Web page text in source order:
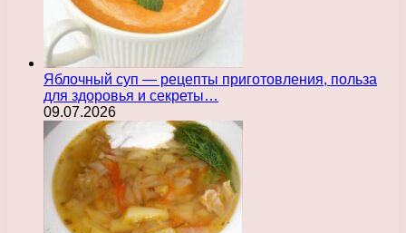
Яблочный суп — рецепты приготовления, польза
для здоровья и секреты…
09.07.2026